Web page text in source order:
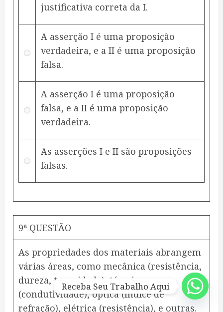
justificativa correta da I.
A asserção I é uma proposição
verdadeira, e a II é uma proposição
falsa.
A asserção I é uma proposição
falsa, e a II é uma proposição
verdadeira.
As asserções I e II são proposições
falsas.
9ª QUESTÃO
As propriedades dos materiais abrangem
várias áreas, como mecânica (resistência,
dureza, tenacidade), térmica
(condutividade), óptica (índice de
refração), elétrica (resistência), e outras.
Receba Seu Trabalho Aqui